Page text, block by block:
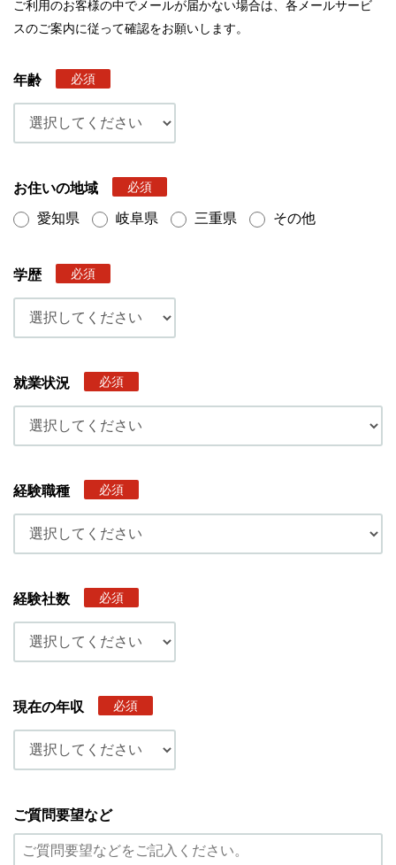
ご利用のお客様の中でメールが届かない場合は、各メールサービ
スのご案内に従って確認をお願いします。
年齢 必須
お住いの地域 必須
愛知県 岐阜県 三重県 その他
学歴 必須
就業状況 必須
経験職種 必須
経験社数 必須
現在の年収 必須
ご質問要望など